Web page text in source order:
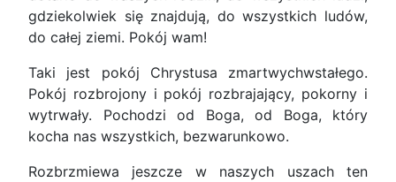
gdziekolwiek się znajdują, do wszystkich ludów,
do całej ziemi. Pokój wam!
Taki jest pokój Chrystusa zmartwychwstałego.
Pokój rozbrojony i pokój rozbrajający, pokorny i
wytrwały. Pochodzi od Boga, od Boga, który
kocha nas wszystkich, bezwarunkowo.
Rozbrzmiewa jeszcze w naszych uszach ten